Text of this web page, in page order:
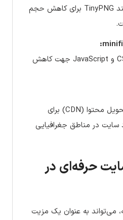
استفاده از ابزارهایی مانند TinyPNG برای کاهش حجم
بهینه‌سازی فایل‌های CSS و JavaScript جهت کاهش
بهره‌گیری از شبکه‌های تحویل محتوا (CDN) برای
در مناطق جغرافیایی
حرفه‌ای در
می‌تواند به عنوان یک مزیت